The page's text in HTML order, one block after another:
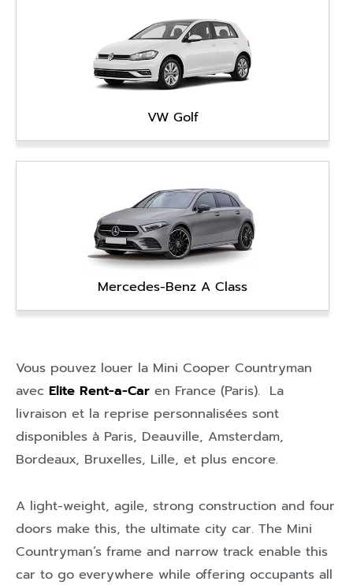
VW Golf
Mercedes-Benz A Class
Vous pouvez louer la Mini Cooper Countryman
avec Elite Rent-a-Car en France (Paris). La
livraison et la reprise personnalisées sont
disponibles à Paris, Deauville, Amsterdam,
Bordeaux, Bruxelles, Lille, et plus encore.
A light-weight, agile, strong construction and four
doors make this, the ultimate city car. The Mini
Countryman’s frame and narrow track enable this
car to go everywhere while offering occupants all